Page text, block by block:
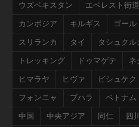
ウズベキスタン エベレスト街道
カンボジア キルギス ゴール
スリランカ タイ タシュクル
トレッキング ドゥマゲテ ネ
ヒマラヤ ヒヴァ ビシュケク
フォンニャ ブハラ ベトナム
中国 中央アジア 同仁 四